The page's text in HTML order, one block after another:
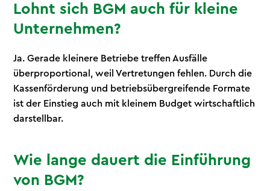
Lohnt sich BGM auch für kleine
Unternehmen?
Ja. Gerade kleinere Betriebe treffen Ausfälle
überproportional, weil Vertretungen fehlen. Durch die
Kassenförderung und betriebsübergreifende Formate
ist der Einstieg auch mit kleinem Budget wirtschaftlich
darstellbar.
Wie lange dauert die Einführung
von BGM?